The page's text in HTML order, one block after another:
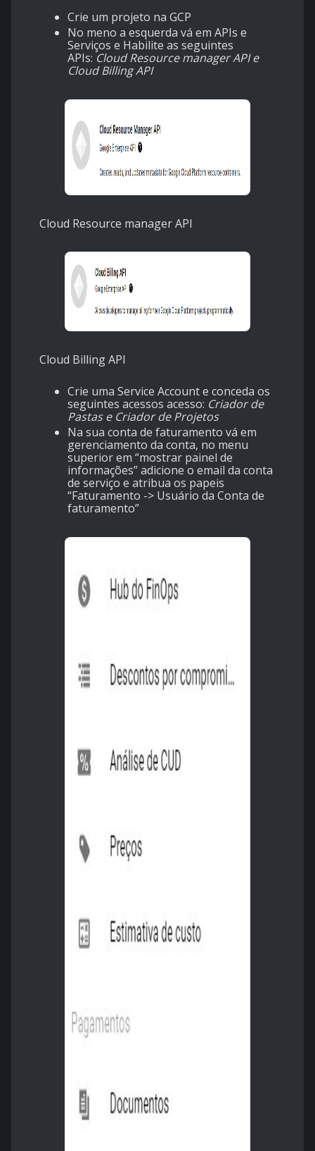
Crie um projeto na GCP
No meno a esquerda vá em APIs e
Serviços e Habilite as seguintes
APIs: Cloud Resource manager API e
Cloud Billing API
Cloud Resource manager API
Cloud Billing API
Crie uma Service Account e conceda os
seguintes acessos acesso: Criador de
Pastas e Criador de Projetos
Na sua conta de faturamento vá em
gerenciamento da conta, no menu
superior em “mostrar painel de
informações” adicione o email da conta
de serviço e atribua os papeis
“Faturamento -> Usuário da Conta de
faturamento”